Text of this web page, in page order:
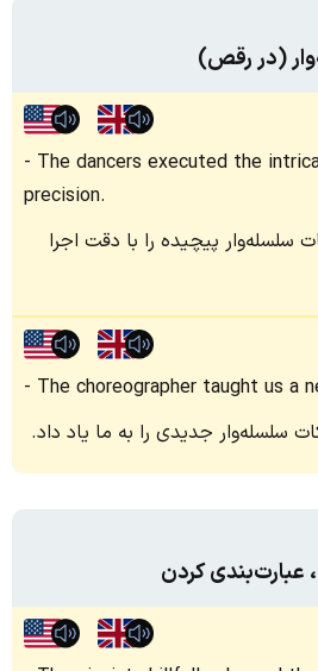
(در رقص)
The dancers executed the
precision.
سلسله‌وار پیچیده را با دقت اجرا
The choreographer taught us a
سلسله‌وار جدیدی را به ما یاد داد.
عبارت‌بندی کردن